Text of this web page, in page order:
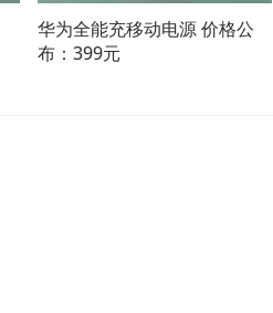
华为全能充移动电源 价格公
布：399元